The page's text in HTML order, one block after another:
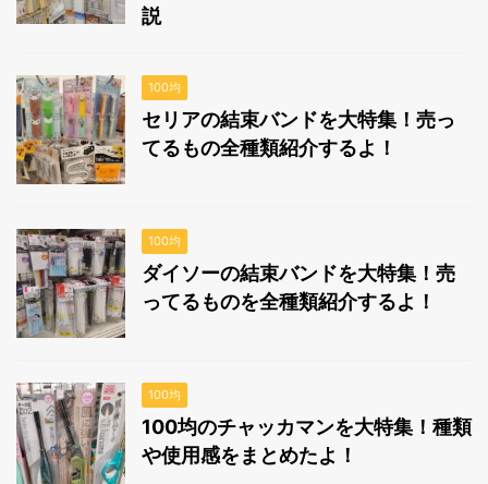
説
100均
セリアの結束バンドを大特集！売っ
てるもの全種類紹介するよ！
100均
ダイソーの結束バンドを大特集！売
ってるものを全種類紹介するよ！
100均
100均のチャッカマンを大特集！種類
や使用感をまとめたよ！